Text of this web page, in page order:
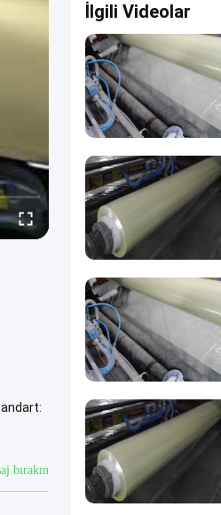
bırakın
İlgili Videolar